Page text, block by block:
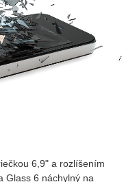
6,9" a rozlíšením
Glass 6 náchylný na